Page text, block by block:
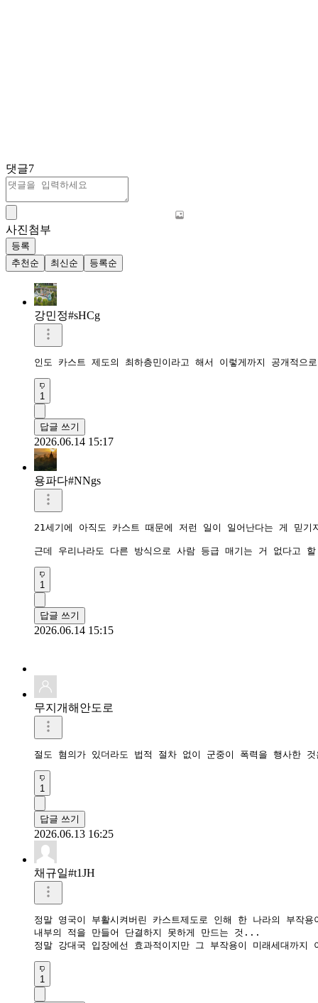
댓글7
사진첨부
등록
추천순
최신순 등록순
강민정#sHCg
인도 카스트 제도의 최하층민이라고 해서 이렇게까지 공개적
1
답글 쓰기
2026.06.14 15:17
용파다#NNgs
21세기에 아직도 카스트 때문에 저런 일이 일어난다는 게 믿기
근데 우리나라도 다른 방식으로 사람 등급 매기는 거 없다고
1
답글 쓰기
2026.06.14 15:15
무지개해안도로
절도 혐의가 있더라도 법적 절차 없이 군중이 폭력을 행사한
1
답글 쓰기
2026.06.13 16:25
채규일#t1JH
정말 영국이 부활시켜버린 카스트제도로 인해 한 나라의 부작
내부의 적을 만들어 단결하지 못하게 만드는 것...
정말 강대국 입장에선 효과적이지만 그 부작용이 미래세대까지
1